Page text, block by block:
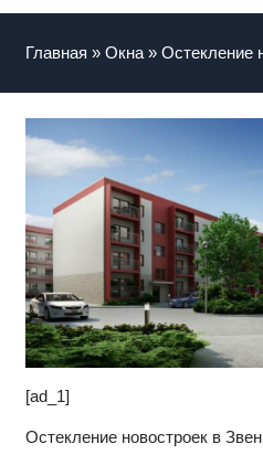
Главная » Окна» Остекление
[ad_1]
Остекление новостроек в